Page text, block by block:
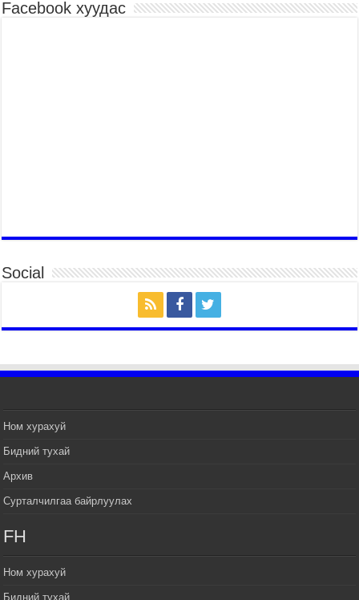
ТӨРИЙН ДАЛБААНЫ ӨДӨРТ ЗОРИУЛСАН
2026 оны 7 сар 14 / 17 цаг 47 минут
Өв соёлоо тээж яваа уяачдын галаар УИХ-ын
дарга С.Бямбацогт зочлон баяр хүргэв
2026 оны 7 сар 14 / 17 цаг 40 минут
наадмын нээлтэд оролцон, сурын талбай,
шагайн асарт зочиллоо
Монгол Улсын Их Хурлын дарга С.Бямбацогт
баяр наадмын мэндчилгээ дэвшүүлэв
2026 оны 7 сар 14 / 17 цаг 09 минут
УИХ-ын дарга С.Бямбацогт БНХАУ-аас Монгол
хүлээн авч уулзав
бараалхав
2026 оны 7 сар 14 / 16 цаг 56 минут
Facebook хуудас
Social
Ном хурахуй
Бидний тухай
Архив
Сурталчилгаа байрлуулах
FH
Ном хурахуй
Бидний тухай